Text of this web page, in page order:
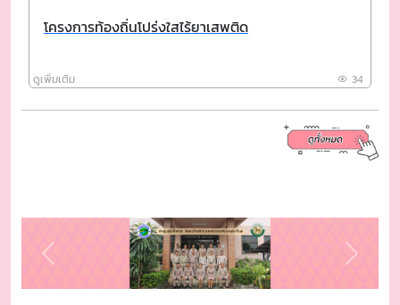
โครงการท้องถิ่นโปร่งใสไร้ยาเสพติด
ดูเพิ่มเติม 34